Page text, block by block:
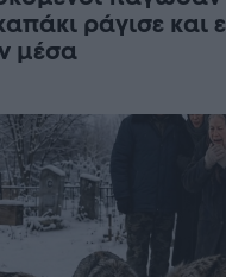
ράγισε και
μέσα